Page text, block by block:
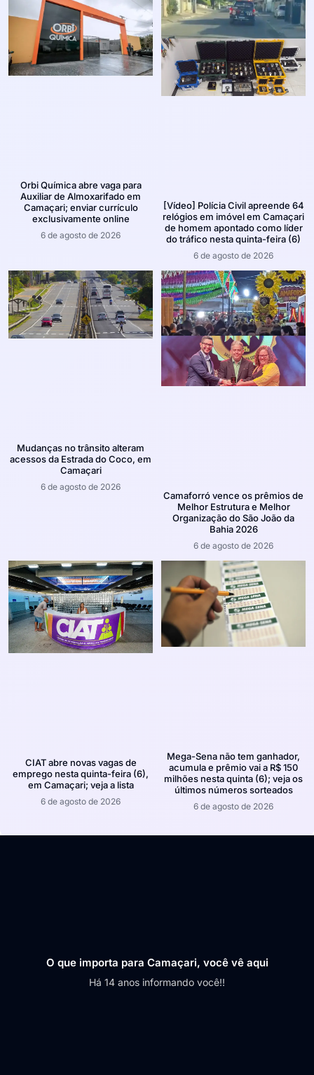
Orbi Química abre vaga para
Auxiliar de Almoxarifado em
Camaçari; enviar currículo
exclusivamente online
6 de agosto de 2026
[Vídeo] Polícia Civil apreende 64
relógios em imóvel em Camaçari
de homem apontado como líder
do tráfico nesta quinta-feira (6)
6 de agosto de 2026
Mudanças no trânsito alteram
acessos da Estrada do Coco, em
Camaçari
6 de agosto de 2026
Camaforró vence os prêmios de
Melhor Estrutura e Melhor
Organização do São João da
Bahia 2026
6 de agosto de 2026
CIAT abre novas vagas de
emprego nesta quinta-feira (6),
em Camaçari; veja a lista
6 de agosto de 2026
Mega-Sena não tem ganhador,
acumula e prêmio vai a R$ 150
milhões nesta quinta (6); veja os
últimos números sorteados
6 de agosto de 2026
O que importa para Camaçari, você vê aqui
Há 14 anos informando você!!